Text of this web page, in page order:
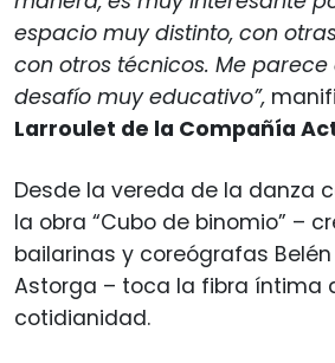
espacio muy distinto, con
con otros técnicos. Me parece
desafío muy educativo”,
Larroulet de la Compañía
Desde la vereda de la danza
la obra “Cubo de binomio” –
bailarinas y coreógrafas Belén
Astorga – toca la fibra íntima
cotidianidad.